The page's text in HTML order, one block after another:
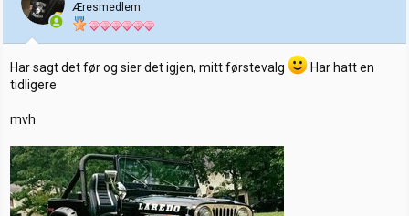
Æresmedlem
Har sagt det før og sier det igjen, mitt førstevalg
Har hatt en
tidligere
mvh